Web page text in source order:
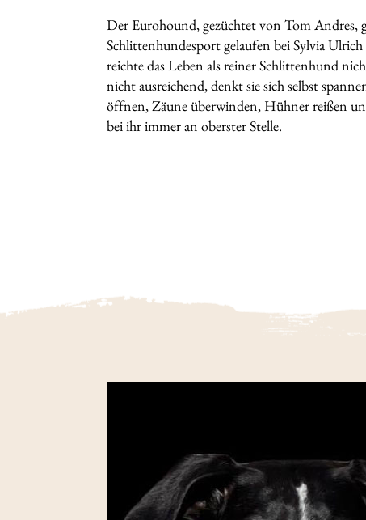
Der Eurohound, gezüchtet von Tom Andres,
Schlittenhundesport gelaufen bei Sylvia Ulrich
reichte das Leben als reiner Schlittenhund
nicht ausreichend, denkt sie sich selbst
öffnen, Zäune überwinden, Hühner reißen
bei ihr immer an oberster Stelle.